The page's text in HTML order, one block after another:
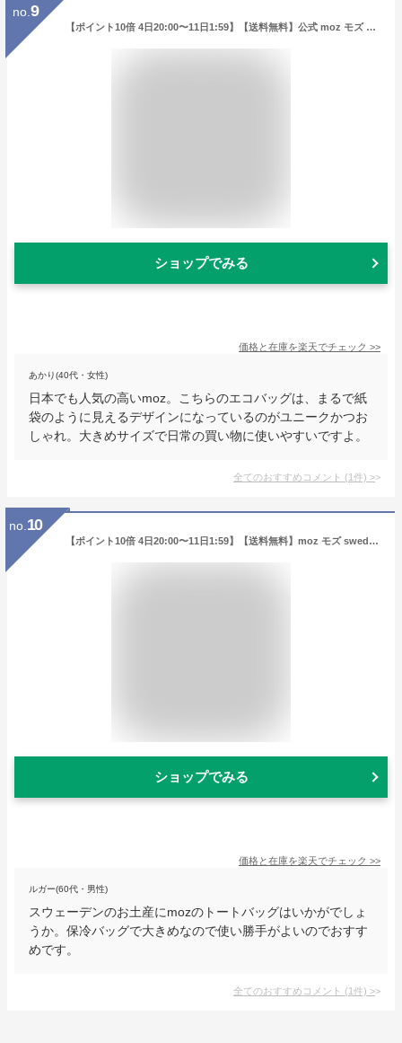
no. 9
【ポイント10倍 4日20:00〜11日1:59】【送料無料】公式 moz モズ sweden エコバッグ Lサイズ 折りたたみ 大容量 大きめ トートバッグ マチ広 タイベック おしゃれ マチ付き 軽量 お買い物バッグ 北欧 かわいい コンパクト レディース メンズ ギフト
ショップでみる
価格と在庫を楽天でチェック >>
あかり(40代・女性)
日本でも人気の高いmoz。こちらのエコバッグは、まるで紙
袋のように見えるデザインになっているのがユニークかつお
しゃれ。大きめサイズで日常の買い物に使いやすいですよ。
全てのおすすめコメント (1件) >
no. 10
【ポイント10倍 4日20:00〜11日1:59】【送料無料】moz モズ sweden 買い物バッグ 保冷 おしゃれ マザーズバッグ トート メッシュバッグ エコバッグ レジかご トートバッグ バッグ 大容量 大きめ 軽量 保冷バッグ レディース マチ 広い ファスナー ギフト
ショップでみる
価格と在庫を楽天でチェック >>
ルガー(60代・男性)
スウェーデンのお土産にmozのトートバッグはいかがでしょ
うか。保冷バッグで大きめなので使い勝手がよいのでおすす
めです。
全てのおすすめコメント (1件) >